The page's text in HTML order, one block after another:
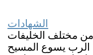
الشهادات
مختلف الخليفات
الرب يسوع المسيح